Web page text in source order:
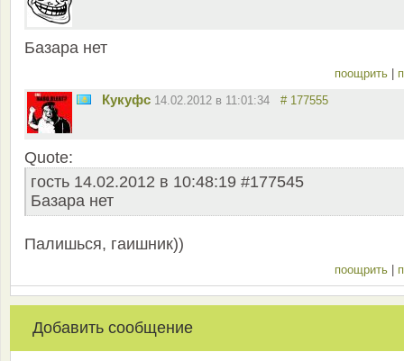
Базара нет
поощрить
Кукуфс 14.02.2012 в 11:01:34 # 177555
Quote:
гость 14.02.2012 в 10:48:19 #177545
Базара нет
Палишься, гаишник))
поощрить
Добавить сообщение